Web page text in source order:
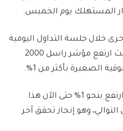
المستهلك يوم الخميس.
خلال جلسة التداول اليومية
هي الشركات الصغيرة، حيث ارتفع مؤشر راسل 2000
الصغيرة بأكثر من 1%.
ارتفع مؤشر راسل – الذي ارتفع بنحو 1% حتى الآن هذا
وهو إنجاز تحقق آخر